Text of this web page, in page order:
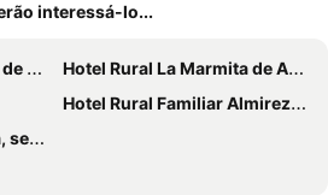
interessá-lo...
Hotel Rural La Marmita de Ahlam
Hotel Rural Familiar Almirez-Alpujarra